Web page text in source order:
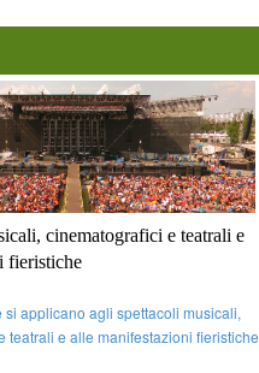
cinematografici e teatrali e
fieristiche
si applicano agli spettacoli musicali,
teatrali e alle manifestazioni fieristiche